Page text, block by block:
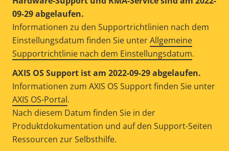
09-29 abgelaufen.
Informationen zu den Supportrichtlinien nach dem
Einstellungsdatum finden Sie unterAllgemeine
Supportrichtlinie nach dem Einstellungsdatum.
AXIS OS Support ist am 2022-09-29 abgelaufen.
Informationen zum AXIS OS Support finden Sie unter
AXIS OS-Portal.
Nach diesem Datum finden Sie in der
Produktdokumentation und auf den Support-Seiten
Ressourcen zur Selbsthilfe.